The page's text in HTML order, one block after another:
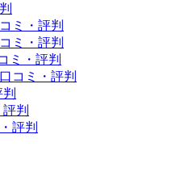
ミ・評判
ミ・評判
ミ・評判
コミ・評判
判
評判